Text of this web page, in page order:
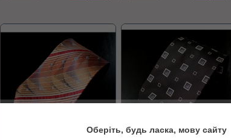
Оберіть, будь ласка, мову сайту